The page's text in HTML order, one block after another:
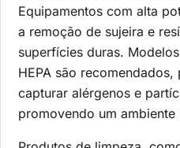
Equipamentos com alta
a remoção de sujeira e
superfícies duras.
HEPA são recomendados,
capturar alérgenos e
promovendo um ambiente